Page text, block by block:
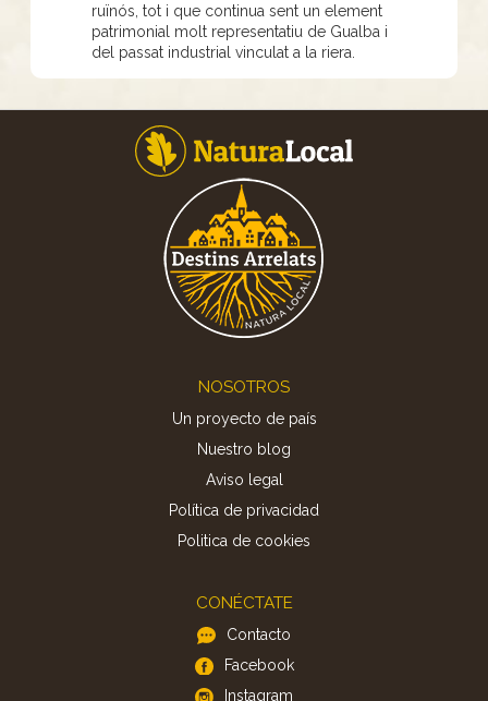
ruïnós, tot i que continua sent un element
patrimonial molt representatiu de Gualba i
del passat industrial vinculat a la riera.
NOSOTROS
Un proyecto de país
Nuestro blog
Aviso legal
Política de privacidad
Politica de cookies
CONÉCTATE
Contacto
Facebook
Instagram